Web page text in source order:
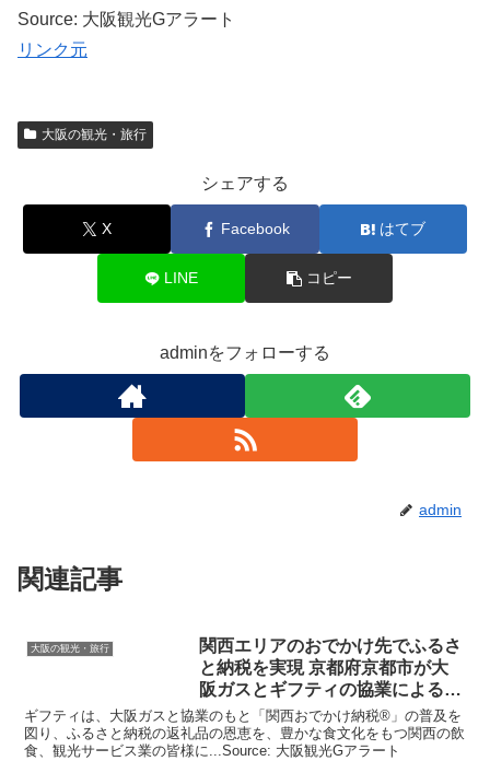
Source: 大阪観光Gアラート
リンク元
大阪の観光・旅行
シェアする
X Facebook はてブ
LINE コピー
adminをフォローする
admin
関連記事
大阪の観光・旅行
関西エリアのおでかけ先でふるさ
と納税を実現 京都府京都市が大
阪ガスとギフティの協業による
…
ギフティは、大阪ガスと協業のもと「関西おでかけ納税®」の普及を
図り、ふるさと納税の返礼品の恩恵を、豊かな食文化をもつ関西の飲
食、観光サービス業の皆様に...Source: 大阪観光Gアラート